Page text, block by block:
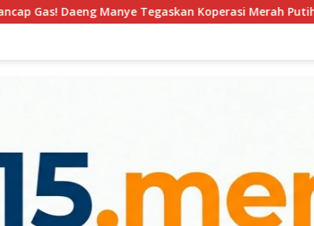
Koperasi Merah Putih Jadi Motor Baru Ekonomi Desa